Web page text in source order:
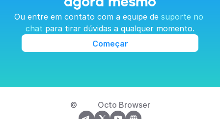
Ou entre em contato com a equipe de suporte no
chat para tirar dúvidas a qualquer momento.
Começar
© Octo Browser